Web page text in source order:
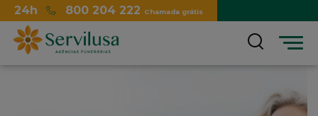
24h 800 204 222 Chamada grátis
Menu